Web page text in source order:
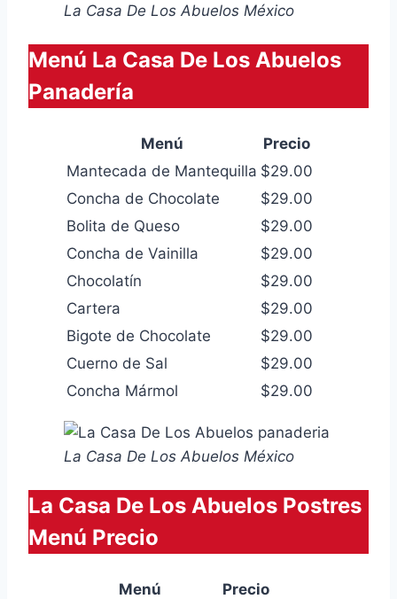
La Casa De Los Abuelos México
Menú La Casa De Los Abuelos
Panadería
Menú
Precio
Mantecada de Mantequilla $29.00
Concha de Chocolate
$29.00
Bolita de Queso
$29.00
Concha de Vainilla
$29.00
Chocolatín
$29.00
Cartera
$29.00
Bigote de Chocolate
$29.00
Cuerno de Sal
$29.00
Concha Mármol
$29.00
La Casa De Los Abuelos México
La Casa De Los Abuelos Postres
Menú Precio
Menú
Precio